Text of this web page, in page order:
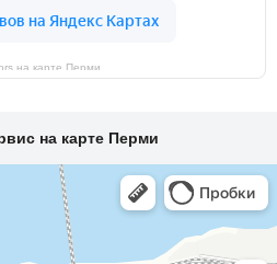
на карте Перми
на карте Перми